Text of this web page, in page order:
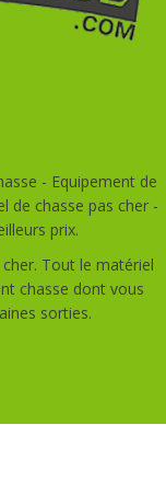
- Equipement de
de chasse pas cher -
prix.
Tout le matériel
chasse dont vous
sorties.